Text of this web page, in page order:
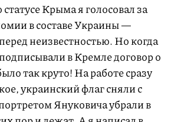
Крыма я голосовал за
в составе Украины —
неизвестностью. Но когда
в Кремле договор о
так круто! На работе сразу
украинский флаг сняли с
Януковича убрали в